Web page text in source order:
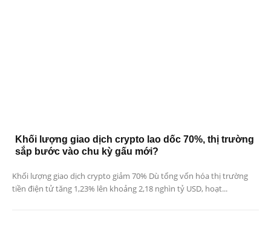
Khối lượng giao dịch crypto lao dốc 70%, thị trường
sắp bước vào chu kỳ gấu mới?
Khối lượng giao dịch crypto giảm 70% Dù tổng vốn hóa thị trường
tiền điện tử tăng 1,23% lên khoảng 2,18 nghìn tỷ USD, hoạt...